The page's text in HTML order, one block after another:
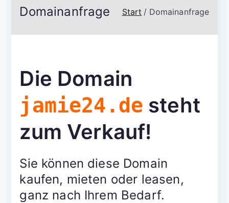
Domainanfrage Start Domainanfrage
Die Domain
jamie24.de steht
zum Verkauf!
Sie können diese Domain
kaufen, mieten oder leasen,
ganz nach Ihrem Bedarf.